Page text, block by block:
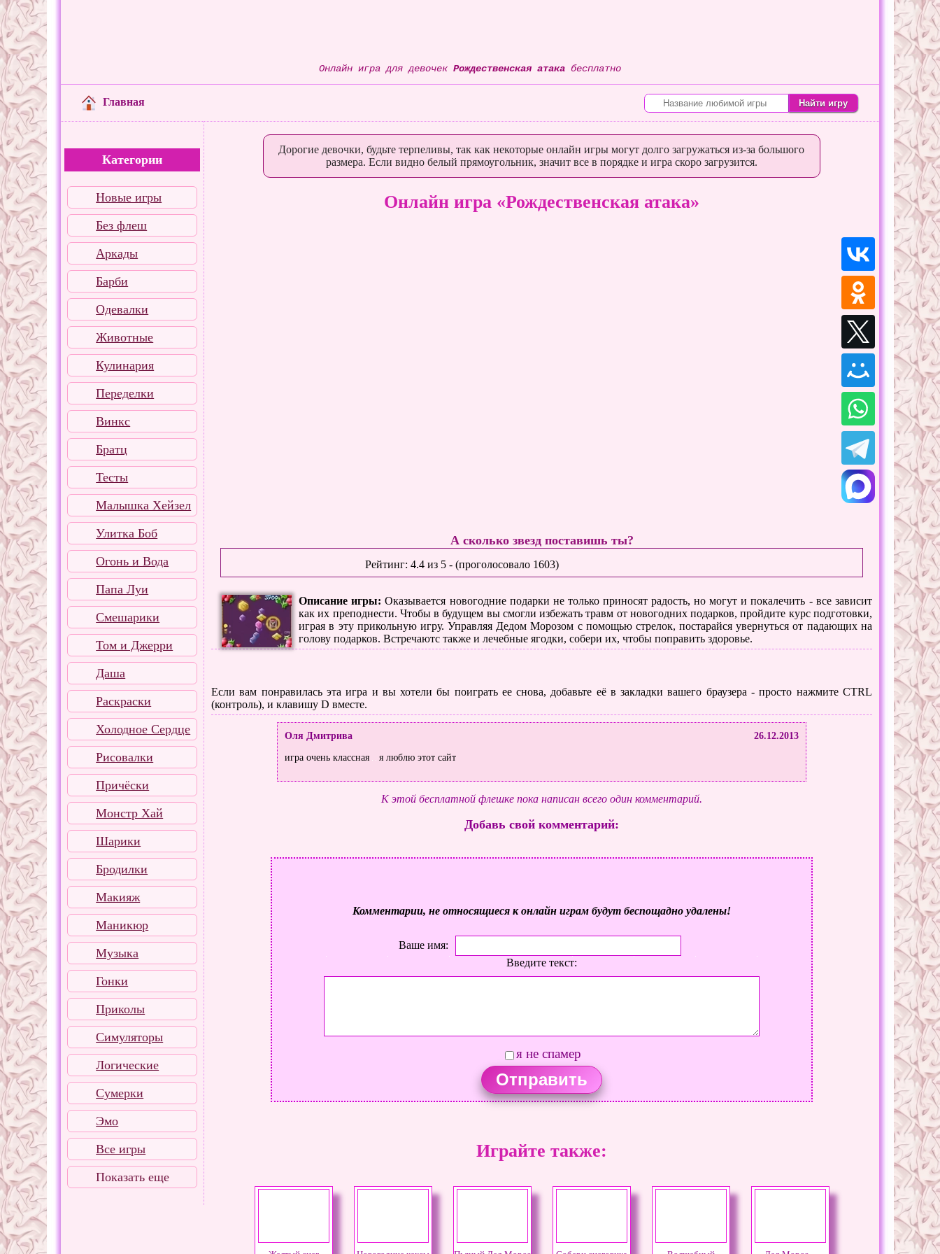
Онлайн игра для девочек Рождественская атакабесплатно
Главная
Категории
Новые игры
Без флеш
Аркады
Барби
Одевалки
Животные
Кулинария
Переделки
Винкс
Братц
Тесты
Малышка Хейзел
Улитка Боб
Огонь и Вода
Папа Луи
Смешарики
Том и Джерри
Даша
Раскраски
Холодное Сердце
Рисовалки
Причёски
Монстр Хай
Шарики
Бродилки
Макияж
Маникюр
Музыка
Гонки
Приколы
Симуляторы
Логические
Сумерки
Эмо
Все игры
Показать еще
Дорогие девочки, будьте терпеливы, так как некоторые онлайн игры могут долго загружаться из-за большого
размера. Если видно белый прямоугольник, значит все в порядке и игра скоро загрузится.
Онлайн игра «Рождественская атака»
А сколько звезд поставишь ты?
Рейтинг:4.4 из 5 - (проголосовало 1603)
Описание игры: Оказывается новогодние подарки не только приносят радость, но могут и покалечить - все зависит
как их преподнести. Чтобы в будущем вы смогли избежать травм от новогодних подарков, пройдите курс подготовки,
играя в эту прикольную игру. Управляя Дедом Морозом с помощью стрелок, постарайся увернуться от падающих на
голову подарков. Встречаютс также и лечебные ягодки, собери их, чтобы поправить здоровье.
Если вам понравилась эта игра и вы хотели бы поиграть ее снова, добавьте её в закладки вашего браузера - просто нажмите CTRL
(контроль), и клавишу D вместе.
Оля Дмитрива
26.12.2013
игра очень классная
я люблю этот сайт
К этой бесплатной флешке пока написан всего один комментарий.
Добавь свой комментарий:
Комментарии, не относящиеся к онлайн играм будут беспощадно удалены!
Ваше имя:
Введите текст:
я не спамер
Играйте также: